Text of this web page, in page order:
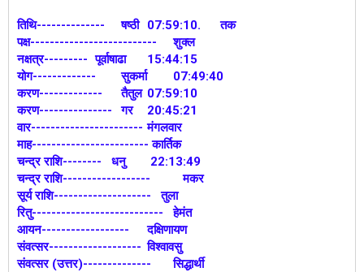
तिथि-------------- षष्ठी
07:59:10. तक
पक्ष--------------------------
शुक्ल
नक्षत्र--------- पूर्वाषाढा
15:44:15
योग-------------
सुकर्मा
07:49:40
करण-------------
तैतुल 07:59:10
करण---------------
गर
20:45:21
वार----------------------- मंगलवार
माह------------------------ कार्तिक
चन्द्र राशि-------- धनु
22:13:49
चन्द्र राशि------------------
मकर
सूर्य राशि-------------------- तुला
रितु---------------------------
हेमंत
आयन------------------
दक्षिणायण
संवत्सर------------------- विश्वावसु
संवत्सर (उत्तर)--------------
सिद्धार्थी